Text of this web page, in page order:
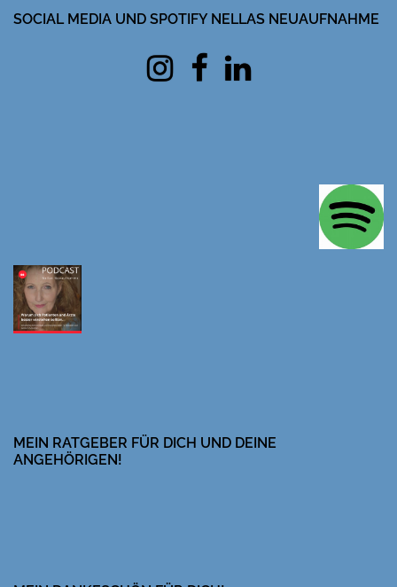
SOCIAL MEDIA UND SPOTIFY NELLAS NEUAUFNAHME
Instagram
facebook
MEIN RATGEBER FÜR DICH UND DEINE
ANGEHÖRIGEN!